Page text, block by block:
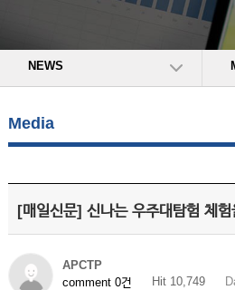
NEWS
Media
[매일신문] 신나는 우주대탐험 체험
APCTP
comment 0건
Hit 10,749